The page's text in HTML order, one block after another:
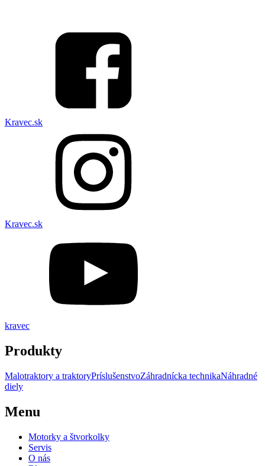
Kravec.sk
Kravec.sk
kravec
Produkty
Malotraktory a traktoryPríslušenstvoZáhradnícka technikaNáhradné
diely
Menu
Motorky a štvorkolky
Servis
O nás